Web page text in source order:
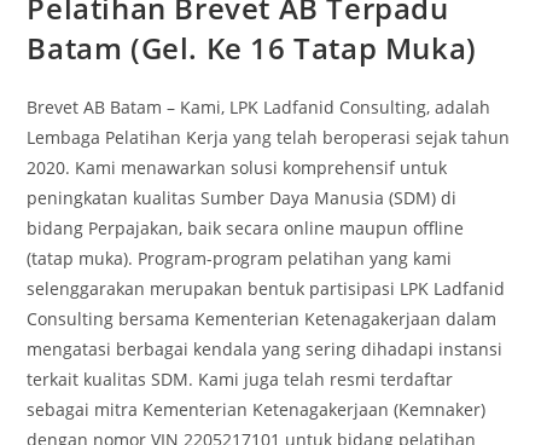
Pelatihan Brevet AB Terpadu
Batam (Gel. Ke 16 Tatap Muka)
Brevet AB Batam – Kami, LPK Ladfanid Consulting, adalah
Lembaga Pelatihan Kerja yang telah beroperasi sejak tahun
2020. Kami menawarkan solusi komprehensif untuk
peningkatan kualitas Sumber Daya Manusia (SDM) di
bidang Perpajakan, baik secara online maupun offline
(tatap muka). Program-program pelatihan yang kami
selenggarakan merupakan bentuk partisipasi LPK Ladfanid
Consulting bersama Kementerian Ketenagakerjaan dalam
mengatasi berbagai kendala yang sering dihadapi instansi
terkait kualitas SDM. Kami juga telah resmi terdaftar
sebagai mitra Kementerian Ketenagakerjaan (Kemnaker)
dengan nomor VIN 2205217101 untuk bidang pelatihan